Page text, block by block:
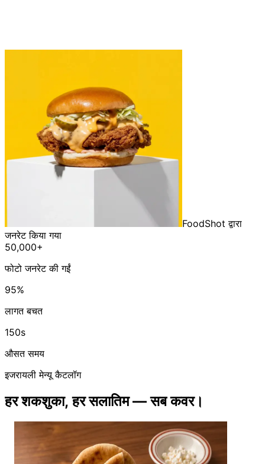
FoodShot द्वारा
जनरेट किया गया
50,000+
फोटो जनरेट की गईं
95%
लागत बचत
150s
औसत समय
इजरायली मेन्यू कैटलॉग
हर शकशुका, हर सलातिम — सब कवर।